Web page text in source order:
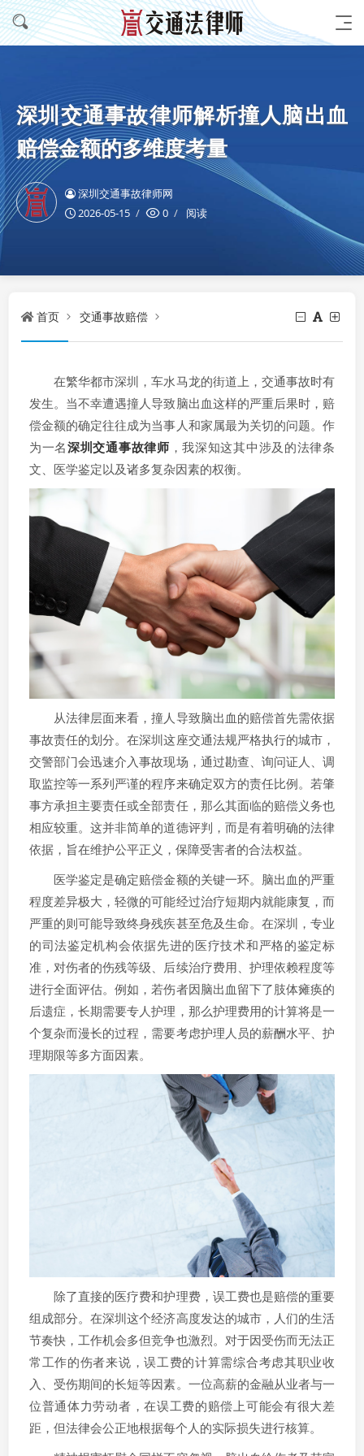
深圳交通事故律师解析撞人脑出血
赔偿金额的多维度考量
深圳交通事故律师网
2026-05-15
0 阅读
首页 交通事故赔偿
在繁华都市深圳，车水马龙的街道上，交通事故时有
发生。当不幸遭遇撞人导致脑出血这样的严重后果时，赔
偿金额的确定往往成为当事人和家属最为关切的问题。作
为一名深圳交通事故律师 ，我深知这其中涉及的法律条
文、医学鉴定以及诸多复杂因素的权衡。
从法律层面来看，撞人导致脑出血的赔偿首先需依据
事故责任的划分。在深圳这座交通法规严格执行的城市，
交警部门会迅速介入事故现场，通过勘查、询问证人、调
取监控等一系列严谨的程序来确定双方的责任比例。若肇
事方承担主要责任或全部责任，那么其面临的赔偿义务也
相应较重。这并非简单的道德评判，而是有着明确的法律
依据，旨在维护公平正义，保障受害者的合法权益。
医学鉴定是确定赔偿金额的关键一环。脑出血的严重
程度差异极大，轻微的可能经过治疗短期内就能康复，而
严重的则可能导致终身残疾甚至危及生命。在深圳，专业
的司法鉴定机构会依据先进的医疗技术和严格的鉴定标
准，对伤者的伤残等级、后续治疗费用、护理依赖程度等
进行全面评估。例如，若伤者因脑出血留下了肢体瘫痪的
后遗症，长期需要专人护理，那么护理费用的计算将是一
个复杂而漫长的过程，需要考虑护理人员的薪酬水平、护
理期限等多方面因素。
除了直接的医疗费和护理费，误工费也是赔偿的重要
组成部分。在深圳这个经济高度发达的城市，人们的生活
节奏快，工作机会多但竞争也激烈。对于因受伤而无法正
常工作的伤者来说，误工费的计算需综合考虑其职业收
入、受伤期间的长短等因素。一位高薪的金融从业者与一
位普通体力劳动者，在误工费的赔偿上可能会有很大差
距，但法律会公正地根据每个人的实际损失进行核算。